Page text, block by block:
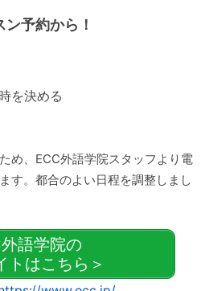
予約から！
を決める
め、ECC外語学院スタッフより電
す。都合のよい日程を調整しまし
語学院の
はこちら＞